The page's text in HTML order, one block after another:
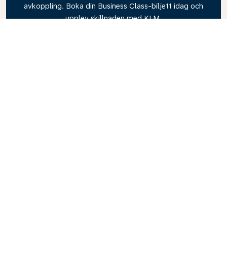
avkoppling. Boka din Business Class-biljett idag och
upplev skillnaden med KLM.